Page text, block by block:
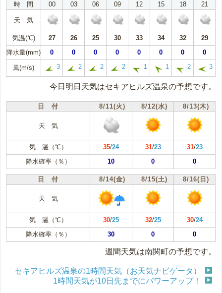
時 間
00 03 06 09 12 15 18 21
天 気
気温(℃) 27 26 25 30 33 34 32
29
降水量(mm)
0 0 0 0 0 0 0 0
風(m/s) 3 2 2 2 1 1 2 3
今日明日天気はセキアヒルズ温泉の予想です。
日 付 8/11(火) 8/12(水) 8/13(木)
天 気
気 温（℃） 35/24 31/23 31/23
降水確率（％）
10 0 0
日 付 8/14(金) 8/15(土) 8/16(日)
天 気
気 温（℃） 30/25 32/25 30/24
降水確率（％）
30 0 0
週間天気は南関町の予想です。
セキアヒルズ温泉の1時間天気（お天気ナビゲータ）
1時間天気が10日先までにパワーアップ！